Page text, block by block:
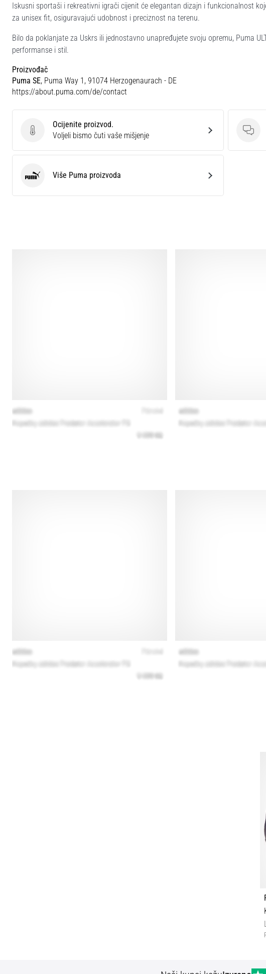
Iskusni sportaši i rekreativni igrači cijenit će elegantan dizajn i funkcionalnost
za unisex fit, osiguravajući udobnost i preciznost na terenu.
Bilo da poklanjate za Uskrs ili jednostavno unapređujete svoju opremu, Puma
performanse i stil.
Proizvođač
Puma SE, Puma Way 1, 91074 Herzogenaurach - DE
https://about.puma.com/de/contact
Ocijenite proizvod.
Ocijenite proizvod.
Voljeli bismo čuti vaše mišjenje
Puma Više Puma proizvoda